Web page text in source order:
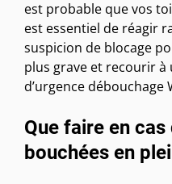
est probable que vos
est essentiel de réagir
suspicion de blocage
plus grave et recourir
d’urgence débouchage
Que faire en
bouchées en